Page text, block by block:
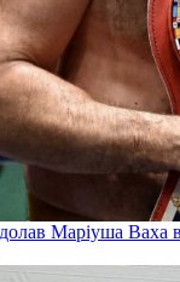
Маріуша Ваха в